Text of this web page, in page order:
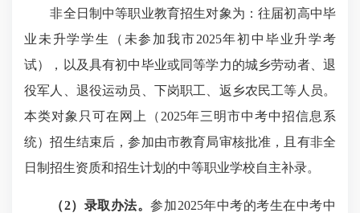
非全日制中等职业教育招生对象为：往届初高中毕
业未升学学生（未参加我市2025年初中毕业升学考
试），以及具有初中毕业或同等学力的城乡劳动者、退
役军人、退役运动员、下岗职工、返乡农民工等人员。
本类对象只可在网上（2025年三明市中考中招信息系
统）招生结束后，参加由市教育局审核批准，且有非全
日制招生资质和招生计划的中等职业学校自主补录。
（2）录取办法。参加2025年中考的考生在中考中